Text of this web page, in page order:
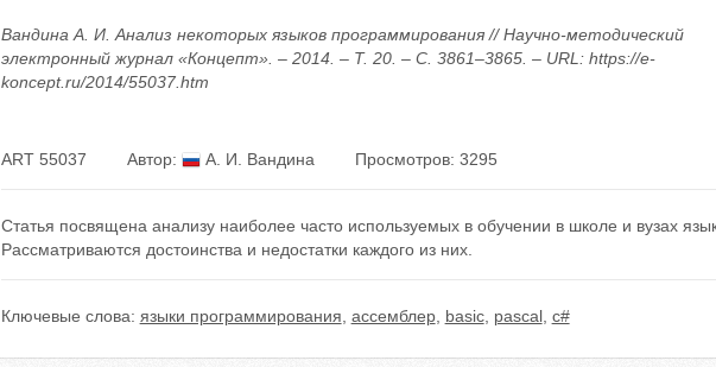
Вандина А. И. Анализ некоторых языков программирования // Научно-методический
электронный журнал «Концепт». – 2014. – Т. 20. – С. 3861–3865. – URL: https://e-
koncept.ru/2014/55037.htm
ART 55037 Автор: А. И. Вандина Просмотров: 3295
Статья посвящена анализу наиболее часто используемых в обучении в школе и вузах
Рассматриваются достоинства и недостатки каждого из них.
Ключевые слова: языки программирования ассемблер, basic, pascal, c#